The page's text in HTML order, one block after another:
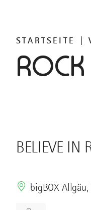
STARTSEITE
BELIEVE IN
bigBOX